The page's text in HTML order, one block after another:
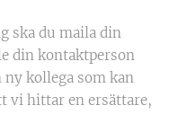
ska du maila din
din kontaktperson
kollega som kan
vi hittar en ersättare,